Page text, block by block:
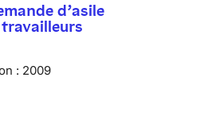
d’asile
travailleurs
: 2009